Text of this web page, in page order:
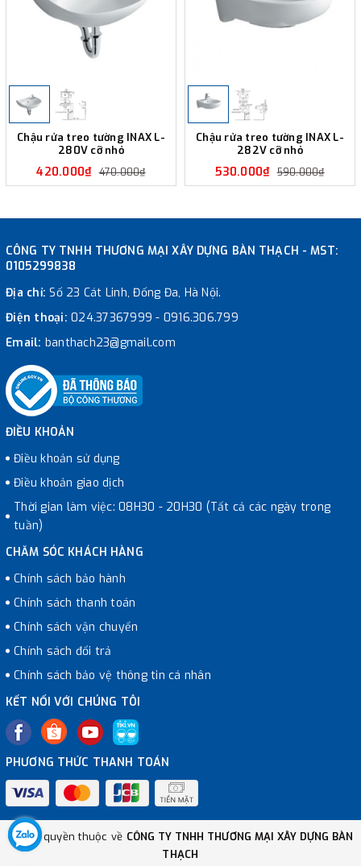
Chậu rửa treo tường INAX L-
280V cỡ nhỏ
420.000₫ 470.000₫
Chậu rửa treo tường INAX L-
282V cỡ nhỏ
530.000₫ 590.000₫
CÔNG TY TNHH THƯƠNG MẠI XÂY DỰNG BÀN THẠCH - MST:
0105299838
Địa chỉ:Số 23 Cát Linh, Đống Đa, Hà Nội.
Điện thoại: 024.37367999 - 0916.306.799
Email: banthach23@gmail.com
ĐIỀU KHOẢN
Điều khoản sử dụng
Điều khoản giao dịch
Thời gian làm việc: 08H30 - 20H30 (Tất cả các ngày trong
tuần)
CHĂM SÓC KHÁCH HÀNG
Chính sách bảo hành
Chính sách thanh toán
Chính sách vận chuyển
Chính sách đổi trả
Chính sách bảo vệ thông tin cá nhân
KẾT NỐI VỚI CHÚNG TÔI
PHƯƠNG THỨC THANH TOÁN
© Bản quyền thuộc về CÔNG TY TNHH THƯƠNG MẠI XÂY DỰNG BÀN
THẠCH